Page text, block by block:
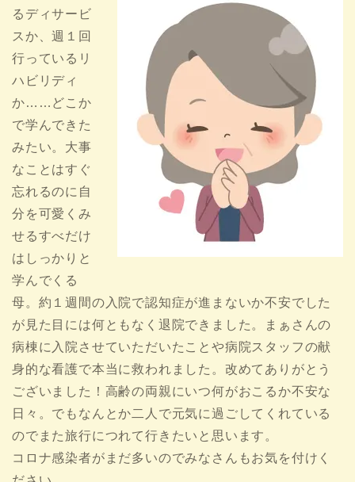
るディサービ
スか、週１回
行っているリ
ハビリディ
か……どこか
で学んできた
みたい。大事
なことはすぐ
忘れるのに自
分を可愛くみ
せるすべだけ
はしっかりと
学んでくる
母。約１週間の入院で認知症が進まないか不安でした
が見た目には何ともなく退院できました。まぁさんの
病棟に入院させていただいたことや病院スタッフの献
身的な看護で本当に救われました。改めてありがとう
ございました！高齢の両親にいつ何がおこるか不安な
日々。でもなんとか二人で元気に過ごしてくれている
のでまた旅行につれて行きたいと思います。
コロナ感染者がまだ多いのでみなさんもお気を付けく